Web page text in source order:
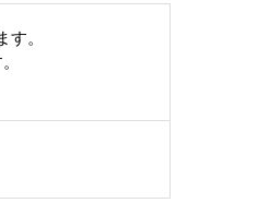
す。